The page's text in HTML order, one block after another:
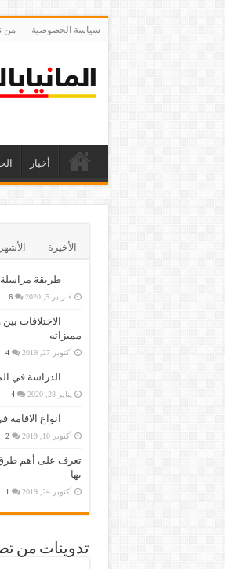
سياسة الخصوصية من
أخبار
الأخيرة الأشهر
طريقة مراسلة
فبراير 5, 2020 6
الاختلافات
مميزاته
أكتوبر 27, 2019 4
الدراسة في المانيا 2020 واهم
يناير 28, 2020 4
انواع الاقامة
أكتوبر 10, 2019 2
تعرف على أهم طرق
بها
أكتوبر 24, 2019 1
تدوينات من